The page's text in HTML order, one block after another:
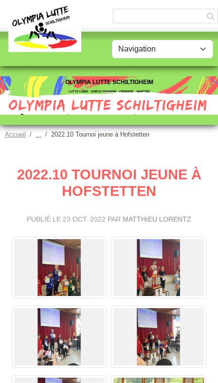
OLYMPIA LUTTE SCHILTIGHEIM
LUTTE LIBRE - GRÉCO-ROMAINE - FÉMININE - ADAPTÉE
Accueil 2022.10 Tournoi jeune à Hofstetten
2022.10 TOURNOI JEUNE À
HOFSTETTEN
PUBLIÉ LE 23 OCT. 2022 PAR MATTHIEU LORENTZ
Panneau de gestion des cookies